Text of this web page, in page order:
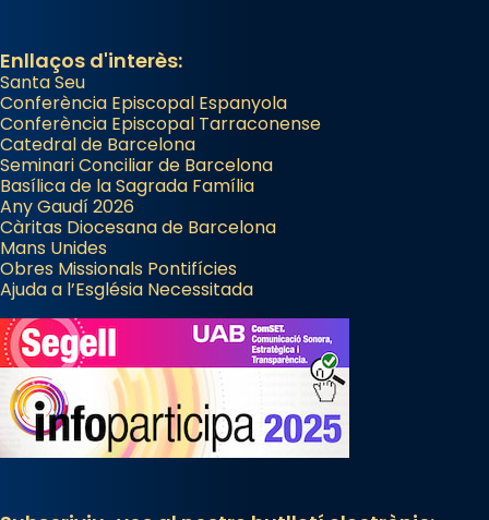
Enllaços d'interès:
Santa Seu
Conferència Episcopal Espanyola
Conferència Episcopal Tarraconense
Catedral de Barcelona
Seminari Conciliar de Barcelona
Basílica de la Sagrada Família
Any Gaudí 2026
Càritas Diocesana de Barcelona
Mans Unides
Obres Missionals Pontifícies
Ajuda a l’Església Necessitada